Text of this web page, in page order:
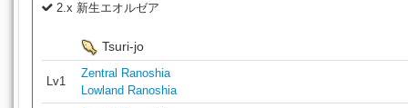
2.x 新生エオルゼア
Tsuri-jo
Lv1
Zentral Ranoshia
Lowland Ranoshia